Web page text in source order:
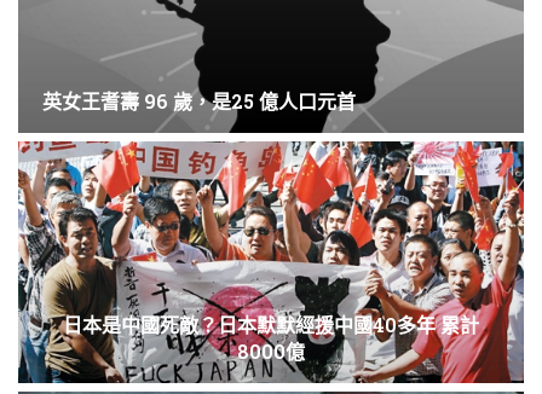
英女王耆壽 96 歲，是25 億人口元首
日本是中國死敵？日本默默經援中國40多年 累計
8000億